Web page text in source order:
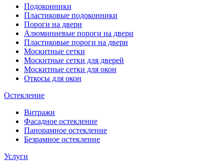
Подоконники
Пластиковые подоконники
Пороги на двери
Алюминиевые пороги на двери
Пластиковые пороги на двери
Москитные сетки
Москитные сетки для дверей
Москитные сетки для окон
Откосы для окон
Остекление
Витражи
Фасадное остекление
Панорамное остекление
Безрамное остекление
Услуги